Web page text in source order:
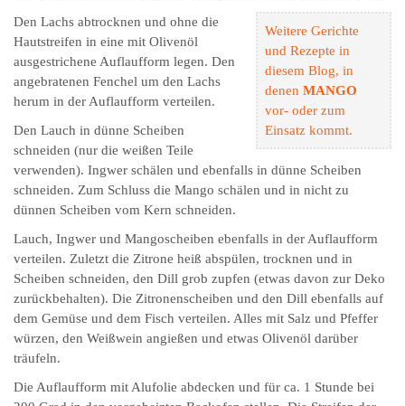
Weitere Gerichte
und Rezepte in
diesem Blog, in
denen MANGO
vor- oder zum
Einsatz kommt.
Den Lachs abtrocknen und ohne die
Hautstreifen in eine mit Olivenöl
ausgestrichene Auflaufform legen. Den
angebratenen Fenchel um den Lachs
herum in der Auflaufform verteilen.
Den Lauch in dünne Scheiben
schneiden (nur die weißen Teile
verwenden). Ingwer schälen und ebenfalls in dünne Scheiben
schneiden. Zum Schluss die Mango schälen und in nicht zu
dünnen Scheiben vom Kern schneiden.
Lauch, Ingwer und Mangoscheiben ebenfalls in der Auflaufform
verteilen. Zuletzt die Zitrone heiß abspülen, trocknen und in
Scheiben schneiden, den Dill grob zupfen (etwas davon zur Deko
zurückbehalten). Die Zitronenscheiben und den Dill ebenfalls auf
dem Gemüse und dem Fisch verteilen. Alles mit Salz und Pfeffer
würzen, den Weißwein angießen und etwas Olivenöl darüber
träufeln.
Die Auflaufform mit Alufolie abdecken und für ca. 1 Stunde bei